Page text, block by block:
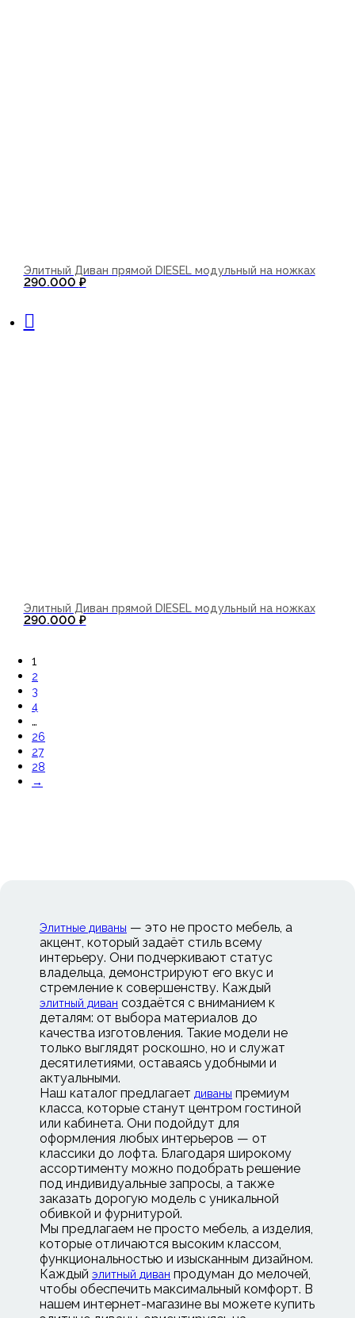
Элитный Диван прямой DIESEL модульный на ножках
290.000 ₽
Элитный Диван прямой DIESEL модульный на ножках
290.000 ₽
1
2
3
4
…
26
27
28
→
Элитные диваны — это не просто мебель, а
акцент, который задаёт стиль всему
интерьеру. Они подчеркивают статус
владельца, демонстрируют его вкус и
стремление к совершенству. Каждый
элитный диван создаётся с вниманием к
деталям: от выбора материалов до
качества изготовления. Такие модели не
только выглядят роскошно, но и служат
десятилетиями, оставаясь удобными и
актуальными.
Наш каталог предлагает диваны премиум
класса, которые станут центром гостиной
или кабинета. Они подойдут для
оформления любых интерьеров — от
классики до лофта. Благодаря широкому
ассортименту можно подобрать решение
под индивидуальные запросы, а также
заказать дорогую модель с уникальной
обивкой и фурнитурой.
Мы предлагаем не просто мебель, а изделия,
которые отличаются высоким классом,
функциональностью и изысканным дизайном.
Каждый элитный диван продуман до мелочей,
чтобы обеспечить максимальный комфорт. В
нашем интернет-магазине вы можете купить